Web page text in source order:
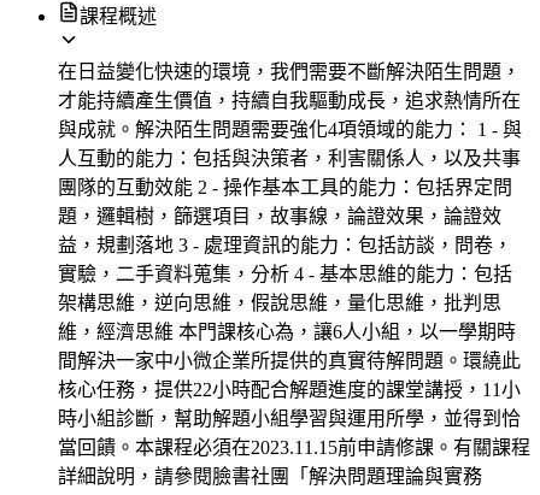
課程概述
在日益變化快速的環境，我們需要不斷解決陌生問題，
才能持續產生價值，持續自我驅動成長，追求熱情所在
與成就。解決陌生問題需要強化4項領域的能力： 1 - 與
人互動的能力：包括與決策者，利害關係人，以及共事
團隊的互動效能 2 - 操作基本工具的能力：包括界定問
題，邏輯樹，篩選項目，故事線，論證效果，論證效
益，規劃落地 3 - 處理資訊的能力：包括訪談，問卷，
實驗，二手資料蒐集，分析 4 - 基本思維的能力：包括
架構思維，逆向思維，假說思維，量化思維，批判思
維，經濟思維 本門課核心為，讓6人小組，以一學期時
間解決一家中小微企業所提供的真實待解問題。環繞此
核心任務，提供22小時配合解題進度的課堂講授，11小
時小組診斷，幫助解題小組學習與運用所學，並得到恰
當回饋。本課程必須在2023.11.15前申請修課。有關課程
詳細說明，請參閱臉書社團「解決問題理論與實務